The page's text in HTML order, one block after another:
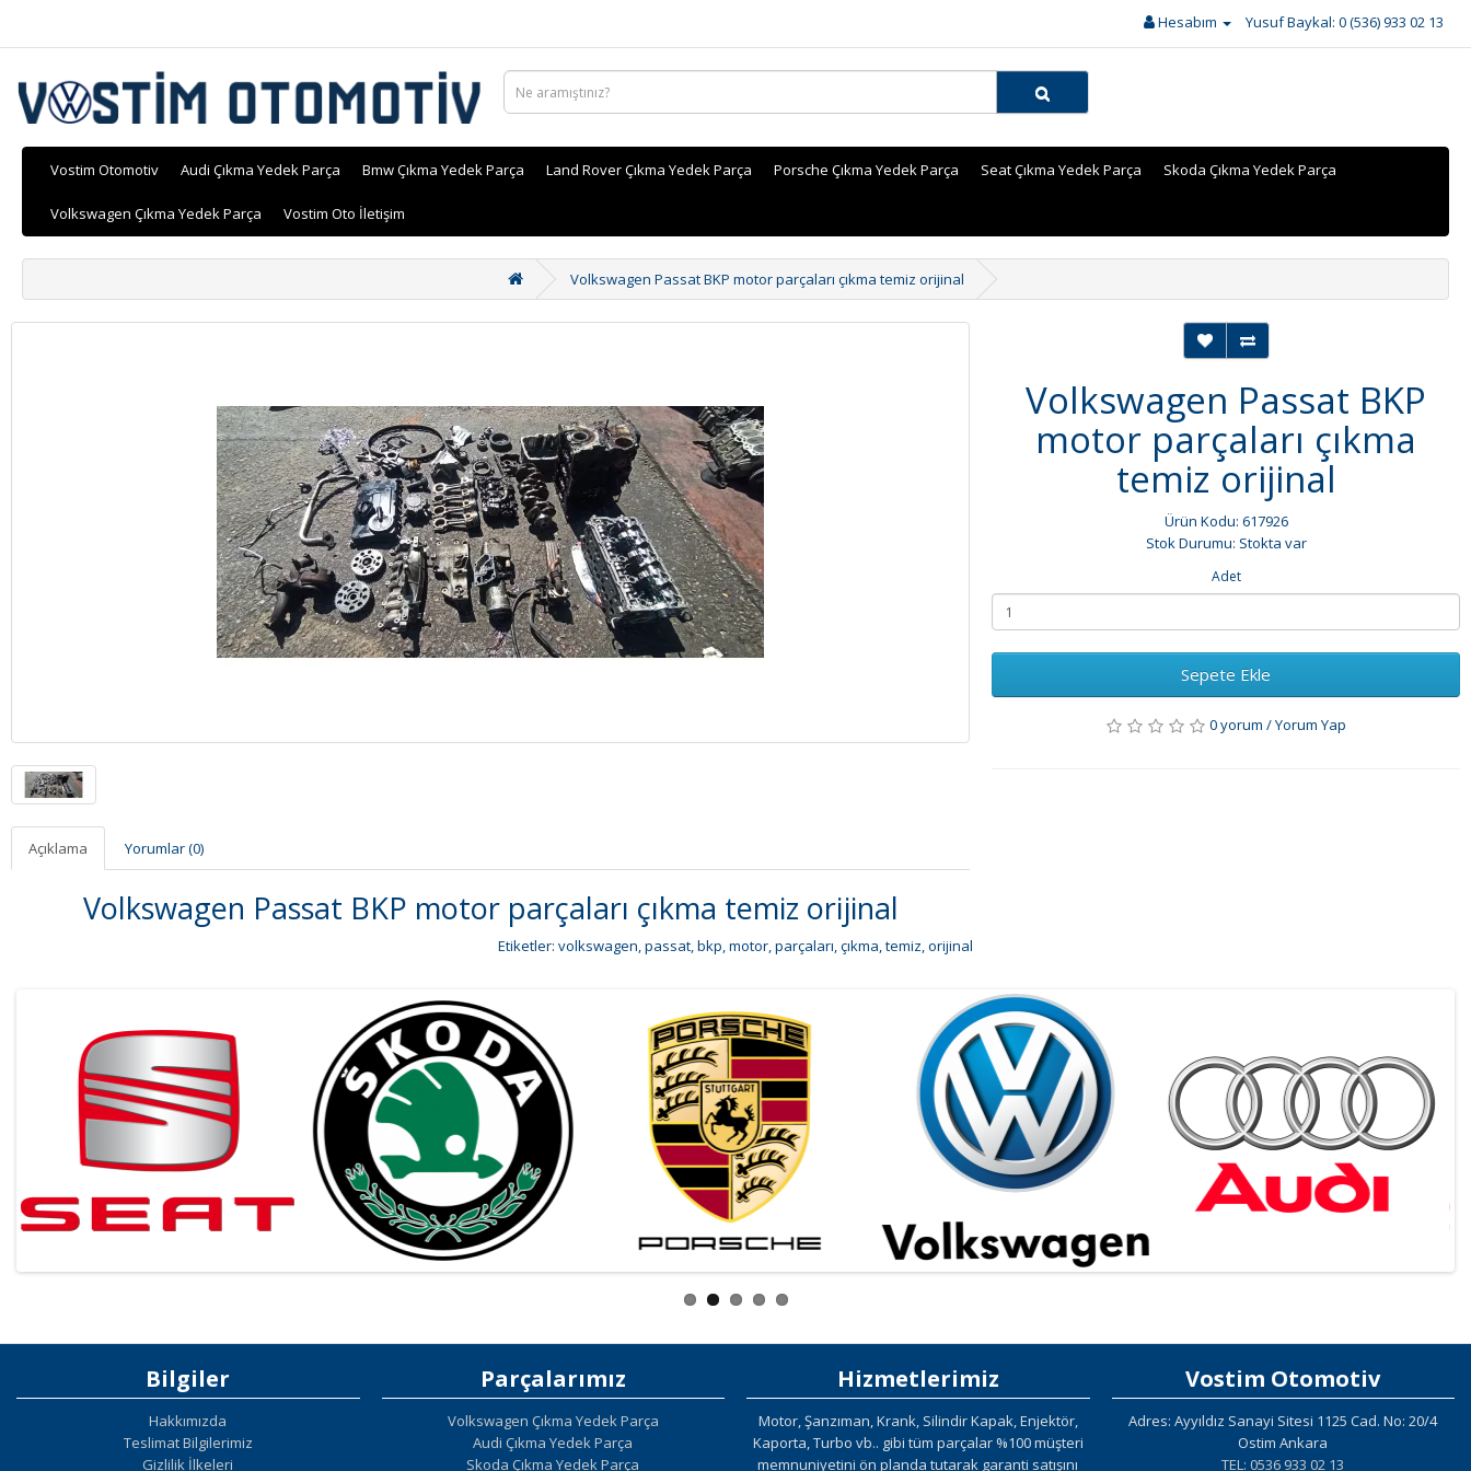
Hesabım Yusuf Baykal: 0 (536) 933 02 13
Vostim Otomotiv Audi Çıkma Yedek Parça Bmw Çıkma Yedek Parça Land Rover Çıkma Yedek Parça Porsche Çıkma Yedek Parça Seat Çıkma Yedek Parça Skoda Çıkma Yedek Parça
Volkswagen Çıkma Yedek Parça Vostim Oto İletişim
Volkswagen Passat BKP motor parçaları çıkma temiz orijinal
Açıklama Yorumlar (0)
Volkswagen Passat BKP motor parçaları çıkma temiz orijinal
Volkswagen Passat BKP
motor parçaları çıkma
temiz orijinal
Ürün Kodu: 617926
Stok Durumu: Stokta var
Adet
Sepete Ekle
0 yorum /Yorum Yap
Etiketler: volkswagen,passat,bkp,motor,parçaları,çıkma,temiz,orijinal
Bilgiler
Hakkımızda
Teslimat Bilgilerimiz
Gizlilik İlkeleri
Parçalarımız
Volkswagen Çıkma Yedek Parça
Audi Çıkma Yedek Parça
Skoda Çıkma Yedek Parça
Hizmetlerimiz
Motor, Şanzıman, Krank, Silindir Kapak, Enjektör,
Kaporta, Turbo vb.. gibi tüm parçalar %100 müşteri
memnuniyetini ön planda tutarak garanti satışını
Vostim Otomotiv
Adres: Ayyıldız Sanayi Sitesi 1125 Cad. No: 20/4
Ostim Ankara
TEL: 0536 933 02 13